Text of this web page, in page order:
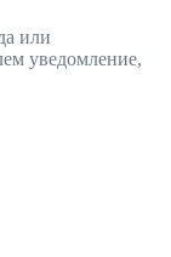
или
уведомление,